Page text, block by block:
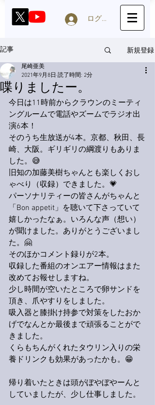
ログイン
記事 新規登録
喋りましたー。
尾崎亜美
2021年9月8日 読了時間: 2分
今日は11時前からクラウンのミーティ
ングルームで電話やズームでラジオ出
演6本！
そのうち生放送が4本。京都、秋田、長
崎、大阪。ギリギリの綱渡りもありま
した。😅
旧知の加藤美樹ちゃんとも楽しくおし
ゃべり（収録）できました。💗
パーソナリティーの皆さんがちゃんと
「Bon appetit」を聴いて下さっていて
嬉しかったなぁ。いろんな声（想い）
が聞けました。ありがとうございまし
た。🤗
そのほかコメント録りが2本。
収録した番組のオンエアー情報はまた
改めてお報せしますね。
少し時間が空いたところで卵サンドを
頂き、爪やすりをしました。
吸入器と膝掛け持参で対策をしたおか
げでなんとか最後まで頑張ることがで
きました。
くらもちんがくれたタウリン入りの栄
養ドリンクも効果があったかも。😁
帰り着いたときは頭がぼやぼやーんと
していましたが、少し仕事しました。